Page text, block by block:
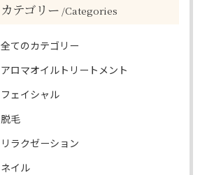
カテゴリー Categories
全てのカテゴリー
アロマオイルトリートメント
フェイシャル
脱毛
リラクゼーション
ネイル